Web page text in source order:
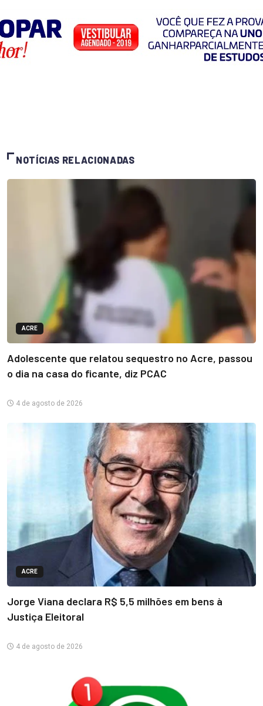
NOTÍCIAS RELACIONADAS
ACRE
Adolescente que relatou sequestro no Acre, passou
o dia na casa do ficante, diz PCAC
4 de agosto de 2026
ACRE
Jorge Viana declara R$ 5,5 milhões em bens à
Justiça Eleitoral
4 de agosto de 2026